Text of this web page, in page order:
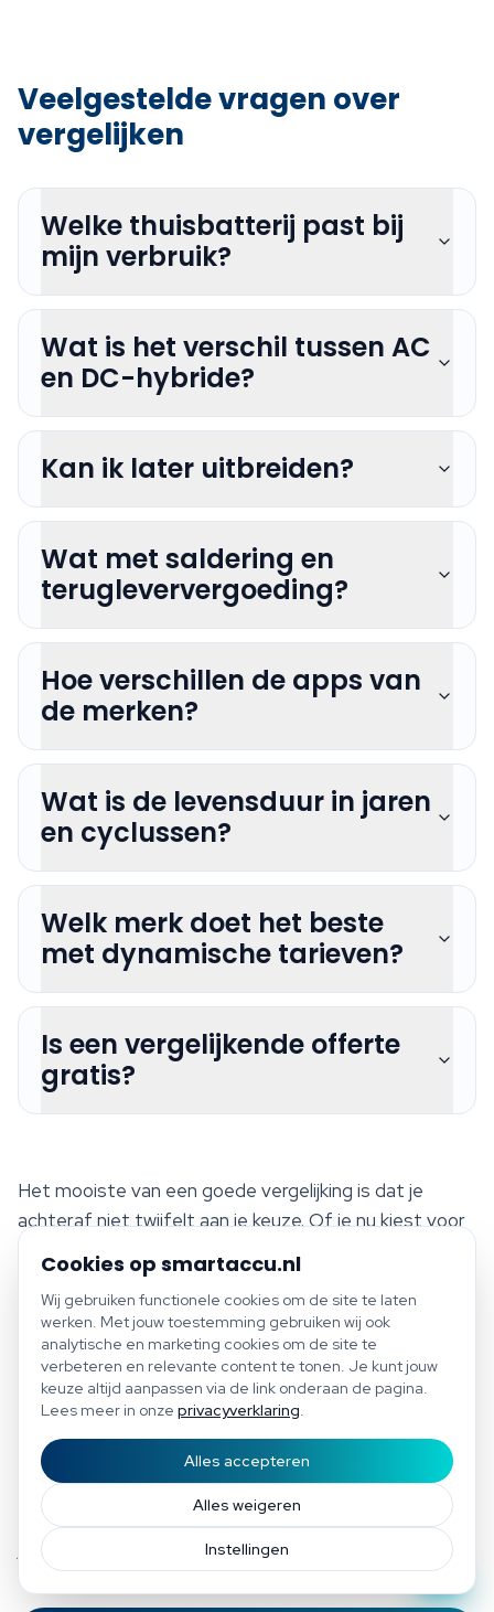
Bespaar tot €1.200 per jaar
Gratis scan of plan direct een afspraak
Cookies op smartaccu.nl
Wij gebruiken functionele cookies om de site te laten
werken. Met jouw toestemming gebruiken wij ook
analytische en marketing cookies om de site te
verbeteren en relevante content te tonen. Je kunt jouw
keuze altijd aanpassen via de link onderaan de pagina.
Lees meer in onze privacyverklaring.
Instellingen
Alles weigeren
Alles accepteren
Veelgestelde vragen over
vergelijken
Welke thuisbatterij past bij
mijn verbruik?
Wat is het verschil tussen AC
en DC-hybride?
Kan ik later uitbreiden?
Wat met saldering en
terugleververgoeding?
Hoe verschillen de apps van
de merken?
Wat is de levensduur in jaren
en cyclussen?
Welk merk doet het beste
met dynamische tarieven?
Is een vergelijkende offerte
gratis?
Het mooiste van een goede vergelijking is dat je
achteraf niet twijfelt aan je keuze. Of je nu kiest voor
Sigenergy, Alpha ESS, GoodWe of Pylontech — als je
begrijpt waarom, profiteer je 10 tot 15 jaar van een
systeem dat past bij hoe je leeft, opwekt en
verbruikt. Wij helpen je tot dat punt te komen, zonder
verkoopdruk. Twijfel je tussen twee favorieten? Stuur
ons de specsheets toe via info@smartaccu.nl of plan
langslopen — vaak is binnen vijftien minuten duidelijk
welk systeem voor jouw woning en wensen écht beter
past, en welke aannames in een fabrikanten-brochure
je gerust met een korreltje zout mag nemen.